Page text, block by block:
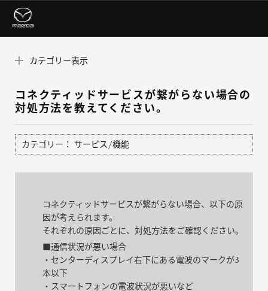
カテゴリー表示
コネクティッドサービスが繋がらない場合の
対処方法を教えてください。
カテゴリー： サービス/機能
コネクティッドサービスが繋がらない場合、以下の原
因が考えられます。
それぞれの原因ごとに、対処方法をご確認ください。
■通信状況が悪い場合
・センターディスプレイ右下にある電波のマークが3
本以下
・スマートフォンの電波状況が悪いなど